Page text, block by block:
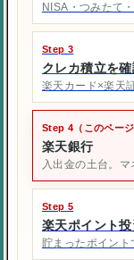
NISA・つみたて
Step 3
クレカ積立を
楽天カード×楽天
Step 4（このページ
楽天銀行
入出金の土台。マ
Step 5
楽天ポイント
貯まったポイント